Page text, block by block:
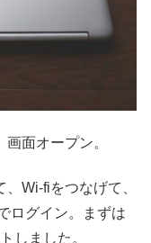
面オープン。
Wi-fiをつなげて、
ログイン。まずは
しました。